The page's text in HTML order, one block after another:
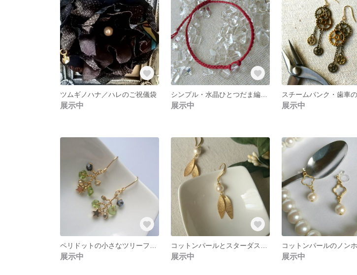
ツムギノハナ／ハレのご祝儀袋
展示中
シンプル・水晶ひとつだま編みブレス。赤紐１本～
展示中 展示中
展示中 展示中 展示中